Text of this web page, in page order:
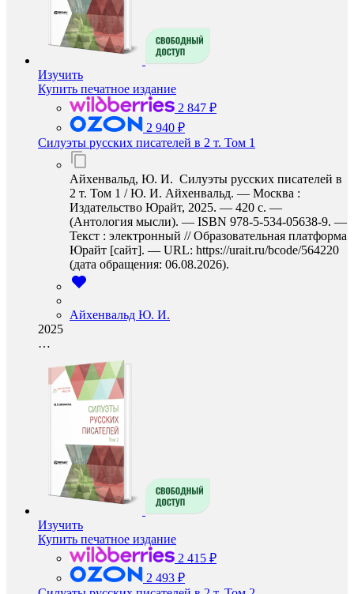
Изучить
Купить печатное издание
2 847 ₽
2 940 ₽
Силуэты русских писателей в 2 т. Том 1
Айхенвальд, Ю. И. Силуэты русских писателей в
2 т. Том 1 / Ю. И. Айхенвальд. — Москва :
Издательство Юрайт, 2025. — 420 с. —
(Антология мысли). — ISBN 978-5-534-05638-9. —
Текст : электронный // Образовательная платформа
Юрайт [сайт]. — URL: https://urait.ru/bcode/564220
(дата обращения: 06.08.2026).
Айхенвальд Ю. И.
2025
…
Изучить
Купить печатное издание
2 415 ₽
2 493 ₽